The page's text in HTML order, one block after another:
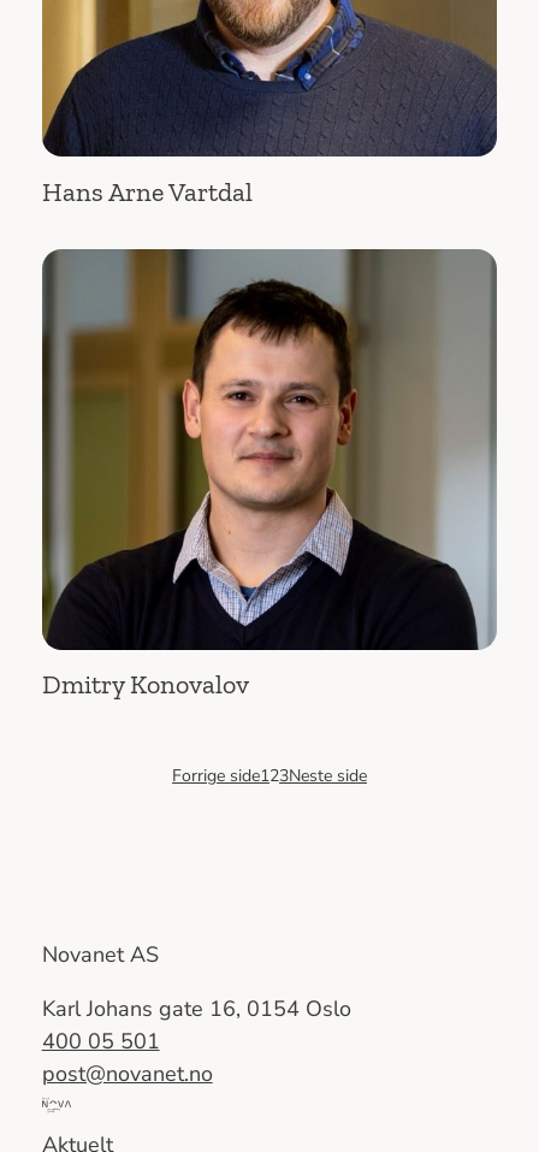
Hans Arne Vartdal
Dmitry Konovalov
Forrige side123Neste side
Novanet AS
Karl Johans gate 16, 0154 Oslo
400 05 501
post@novanet.no
Del
av
Aktuelt